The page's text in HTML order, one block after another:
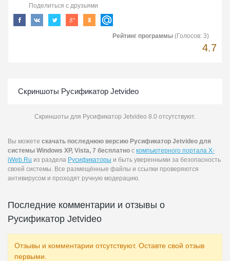
Поделиться с друзьями
Рейтинг программы (Голосов: 3)
4.7
Скриншоты Русификатор Jetvideo
Скриншоты для Русификатор Jetvideo 8.0 отсутствуют.
Вы можете скачать последнюю версию Русификатор Jetvideo для
системы Windows XP, Vista, 7 бесплатно с компьютерного портала X-
iWeb.Ru из раздела Русификаторы и быть уверенными за безопасность
своей системы. Все размещённые файлы и ссылки проверяются
антивирусом и проходят ручную модерацию.
Последние комментарии и отзывы о
Русификатор Jetvideo
Отзывы и комментарии отсутствуют. Оставте свой отзыв
первыми.